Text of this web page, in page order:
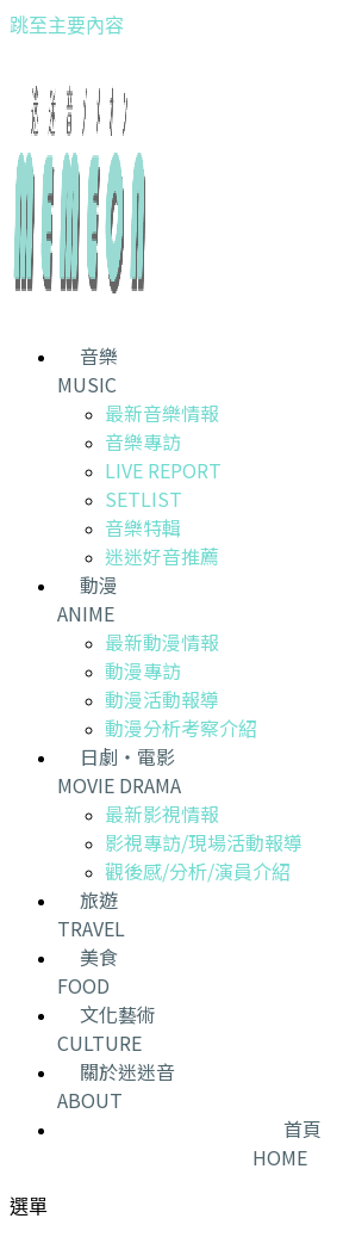
跳至主要內容
音樂
MUSIC
最新音樂情報
音樂專訪
LIVE REPORT
SETLIST
音樂特輯
迷迷好音推薦
動漫
ANIME
最新動漫情報
動漫專訪
動漫活動報導
動漫分析考察介紹
日劇・電影
MOVIE DRAMA
最新影視情報
影視專訪/現場活動報導
觀後感/分析/演員介紹
旅遊
TRAVEL
美食
FOOD
文化藝術
CULTURE
關於迷迷音
ABOUT
首頁
HOME
選單